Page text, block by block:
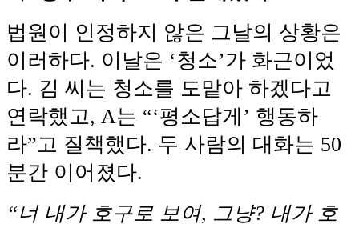
법원이 인정하지 않은 그날의 상황은
이러하다. 이날은 ‘청소’가 화근이었
다. 김 씨는 청소를 도맡아 하겠다고
연락했고, A는 “‘평소답게’ 행동하
라”고 질책했다. 두 사람의 대화는 50
분간 이어졌다.
“너 내가 호구로 보여, 그냥? 내가 호